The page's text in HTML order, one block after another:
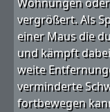
vergrößert. Als
einer Maus die
und kämpft
weite
verminderte
fortbewegen